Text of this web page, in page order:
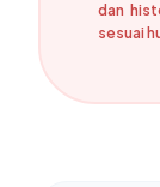
dan
sesuai